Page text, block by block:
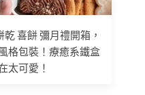
喜餅 彌月禮開箱，
格包裝！療癒系鐵盒
太可愛！